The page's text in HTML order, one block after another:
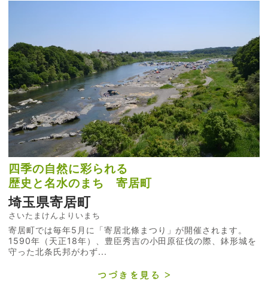
四季の自然に彩られる
歴史と名水のまち 寄居町
埼玉県寄居町
さいたまけんよりいまち
寄居町では毎年5月に「寄居北條まつり」が開催されます。
1590年（天正18年）、豊臣秀吉の小田原征伐の際、鉢形城を
守った北条氏邦がわず...
つづきを見る